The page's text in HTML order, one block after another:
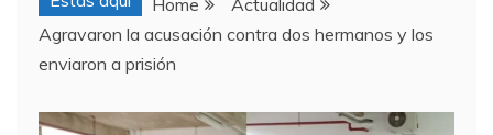
Home
Actualidad
Agravaron la acusación contra dos hermanos y los
enviaron a prisión